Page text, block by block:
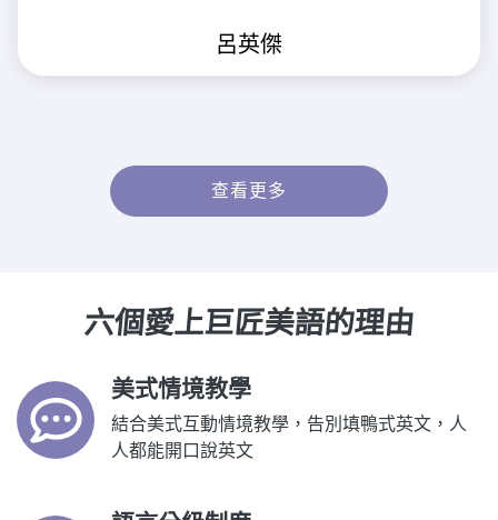
呂英傑
查看更多
六個愛上巨匠美語的理由
美式情境教學
結合美式互動情境教學，告別填鴨式英文，人
人都能開口說英文